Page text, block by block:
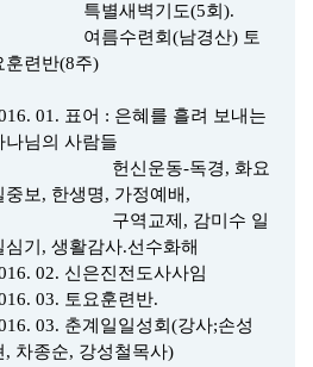
별새벽기도(5회).
름수련회(남경산) 토
훈련반(8주)
01. 표어 : 은혜를 흘려 보내는
나님의 사람들
신운동-독경, 화요
중보, 한생명, 가정예배,
역교제, 감미수 일
심기, 생활감사.선수화해
02. 신은진전도사사임
03. 토요훈련반.
03. 춘계일일성회(강사;손성
, 차종순, 강성철목사)